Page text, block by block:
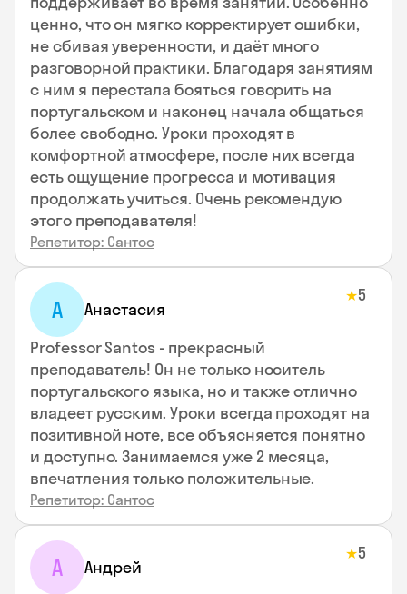
ценно, что он мягко корректирует ошибки,
не сбивая уверенности, и даёт много
разговорной практики. Благодаря занятиям
с ним я перестала бояться говорить на
португальском и наконец начала общаться
более свободно. Уроки проходят в
комфортной атмосфере, после них всегда
есть ощущение прогресса и мотивация
продолжать учиться. Очень рекомендую
этого преподавателя!
Репетитор: Сантос
А Анастасия
★5
Professor Santos - прекрасный
преподаватель! Он не только носитель
португальского языка, но и также отлично
владеет русским. Уроки всегда проходят на
позитивной ноте, все объясняется понятно
и доступно. Занимаемся уже 2 месяца,
впечатления только положительные.
Репетитор: Сантос
А Андрей
★5